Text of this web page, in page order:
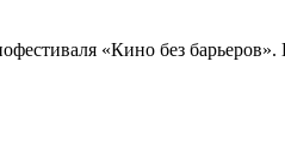
«Кино без